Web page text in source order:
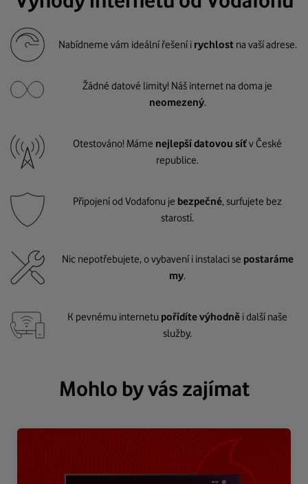
Nabídneme vám ideální řešení i rychlost na vaší adrese.
Žádné datové limity! Náš internet na doma je
neomezený.
Otestováno! Máme nejlepší datovou síťv České
republice.
Připojení od Vodafonu je bezpečné, surfujete bez
starostí.
Nic nepotřebujete, o vybavení i instalaci se postaráme
my.
K pevnému internetu pořídíte výhodně i další naše
služby.
Mohlo by vás zajímat